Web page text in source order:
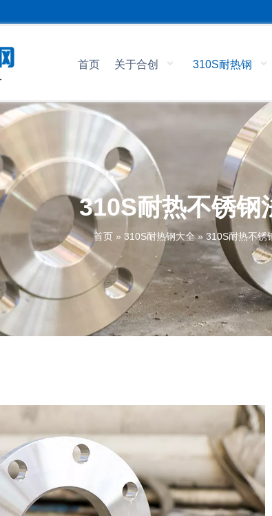
首页 关于合创 310S耐热钢
310S耐热不锈钢
首页 » 310S耐热钢大全 » 310S耐热不锈